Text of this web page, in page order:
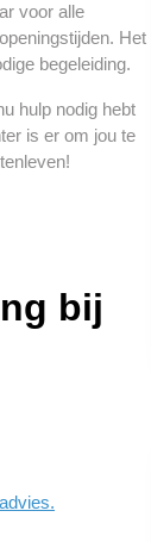
voor alle
Het
begeleiding.
hulp nodig hebt
is er om jou te
bij